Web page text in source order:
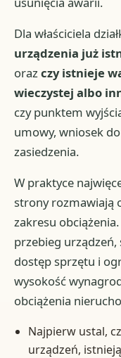
Dla właściciela
urządzenia już
orazczy istnieje
wieczystej albo
czy punktem
umowy, wniosek
zasiedzenia.
W praktyce
strony rozmawiają
zakresu
przebieg
dostęp sprzętu i
wysokość
obciążenia
Najpierw ustal,
urządzeń,